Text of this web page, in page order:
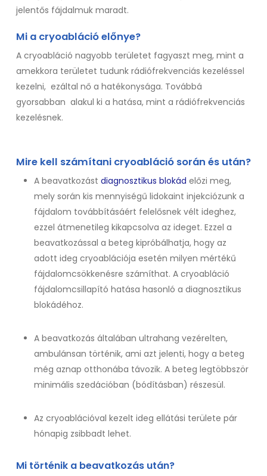
jelentős fájdalmuk maradt.
Mi a cryoabláció előnye?
A cryoabláció nagyobb területet fagyaszt meg, mint a
amekkora területet tudunk rádiófrekvenciás kezeléssel
kezelni, ezáltal nő a hatékonysága. Továbbá
gyorsabban alakul ki a hatása, mint a rádiófrekvenciás
kezelésnek.
Mire kell számítani cryoabláció során és után?
A beavatkozást diagnosztikus blokád előzi meg,
mely során kis mennyiségű lidokaint injekciózunk a
fájdalom továbbításáért felelősnek vélt ideghez,
ezzel átmenetileg kikapcsolva az ideget. Ezzel a
beavatkozással a beteg kipróbálhatja, hogy az
adott ideg cryoablációja esetén milyen mértékű
fájdalomcsökkenésre számíthat. A cryoabláció
fájdalomcsillapító hatása hasonló a diagnosztikus
blokádéhoz.
A beavatkozás általában ultrahang vezérelten,
ambulánsan történik, ami azt jelenti, hogy a beteg
még aznap otthonába távozik. A beteg legtöbbször
minimális szedációban (bódításban) részesül.
Az cryoablációval kezelt ideg ellátási területe pár
hónapig zsibbadt lehet.
Mi történik a beavatkozás után?